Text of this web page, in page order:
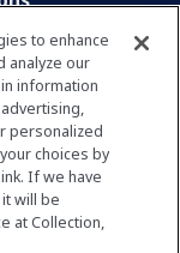
to enhance
analyze our
information
personalized
choices by
If we have
will be
at Collection,